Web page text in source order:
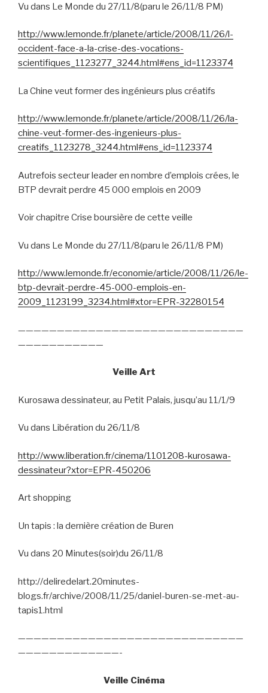
Vu dans Le Monde du 27/11/8(paru le 26/11/8 PM)
http://www.lemonde.fr/planete/article/2008/11/26/l-
occident-face-a-la-crise-des-vocations-
scientifiques_1123277_3244.html#ens_id=1123374
La Chine veut former des ingénieurs plus créatifs
http://www.lemonde.fr/planete/article/2008/11/26/la-
chine-veut-former-des-ingenieurs-plus-
creatifs_1123278_3244.html#ens_id=1123374
Autrefois secteur leader en nombre d’emplois crées, le
BTP devrait perdre 45 000 emplois en 2009
Voir chapitre Crise boursière de cette veille
Vu dans Le Monde du 27/11/8(paru le 26/11/8 PM)
http://www.lemonde.fr/economie/article/2008/11/26/le-
btp-devrait-perdre-45-000-emplois-en-
2009_1123199_3234.html#xtor=EPR-32280154
—————————————————————————————
———————————
Veille Art
Kurosawa dessinateur, au Petit Palais, jusqu’au 11/1/9
Vu dans Libération du 26/11/8
http://www.liberation.fr/cinema/1101208-kurosawa-
dessinateur?xtor=EPR-450206
Art shopping
Un tapis : la dernière création de Buren
Vu dans 20 Minutes(soir)du 26/11/8
http://deliredelart.20minutes-
blogs.fr/archive/2008/11/25/daniel-buren-se-met-au-
tapis1.html
—————————————————————————————
—————————————-
Veille Cinéma